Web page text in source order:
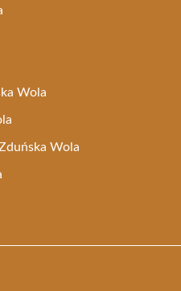
Wola
Wola